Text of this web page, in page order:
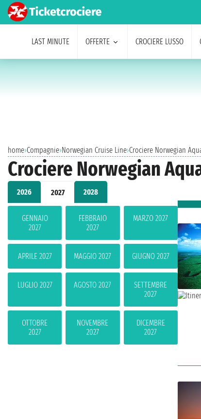
LAST MINUTE OFFERTE CROCIERE LUSSO
home›Compagnie›Norwegian Cruise Line›Crociere Norwegian
Crociere Norwegian
2026 2027 2028
GENNAIO
2027
FEBBRAIO
2027
MARZO 2027
APRILE 2027 MAGGIO 2027 GIUGNO 2027
LUGLIO 2027 AGOSTO 2027
SETTEMBRE
2027
OTTOBRE
2027
NOVEMBRE
2027
DICEMBRE
2027